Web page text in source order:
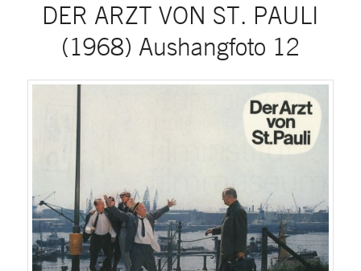
DER ARZT VON ST. PAULI
(1968) Aushangfoto 12